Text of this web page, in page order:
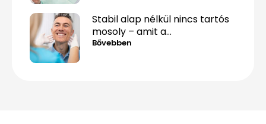
Stabil alap nélkül nincs tartós
mosoly – amit a
csontpótlásról tényleg tudnod
Bővebben